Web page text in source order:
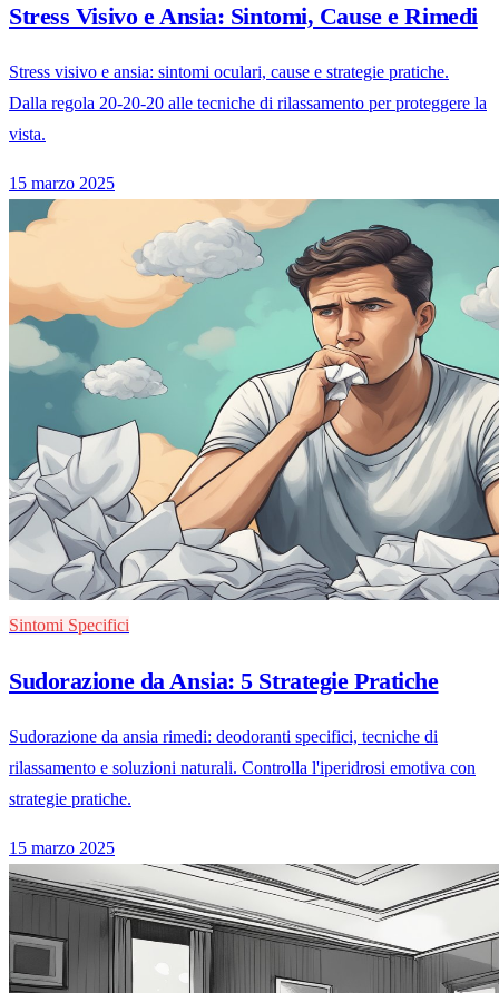
Stress Visivo e Ansia: Sintomi, Cause e Rimedi
Stress visivo e ansia: sintomi oculari, cause e strategie pratiche.
Dalla regola 20-20-20 alle tecniche di rilassamento per proteggere la
vista.
15 marzo 2025
Sintomi Specifici
Sudorazione da Ansia: 5 Strategie Pratiche
Sudorazione da ansia rimedi: deodoranti specifici, tecniche di
rilassamento e soluzioni naturali. Controlla l'iperidrosi emotiva con
strategie pratiche.
15 marzo 2025